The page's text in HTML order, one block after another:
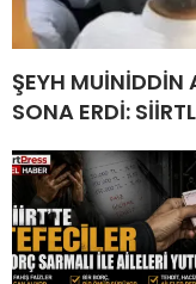
ŞEYH MUİNİDDİN
SONA ERDİ: